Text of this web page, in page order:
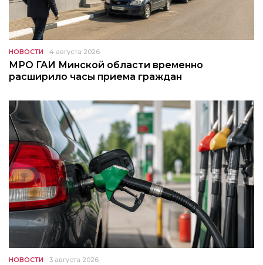
НОВОСТИ 4 августа 2026
МРО ГАИ Минской области временно
расширило часы приема граждан
НОВОСТИ 3 августа 2026